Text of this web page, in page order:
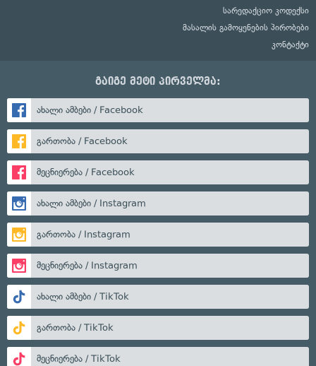
სარედაქციო კოდექსი
მასალის გამოყენების პირობები
კონტაქტი
გაიგე მეტი პირველმა:
ახალი ამბები / Facebook
გართობა / Facebook
მეცნიერება / Facebook
ახალი ამბები / Instagram
გართობა / Instagram
მეცნიერება / Instagram
ახალი ამბები / TikTok
გართობა / TikTok
მეცნიერება / TikTok